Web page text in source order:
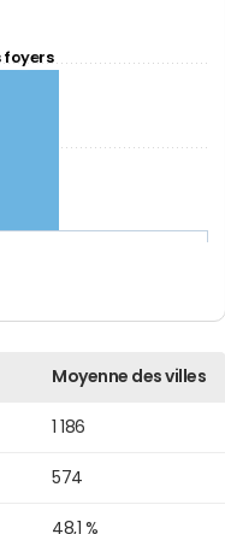
foyers
Moyenne des villes
1 186
574
48,1 %